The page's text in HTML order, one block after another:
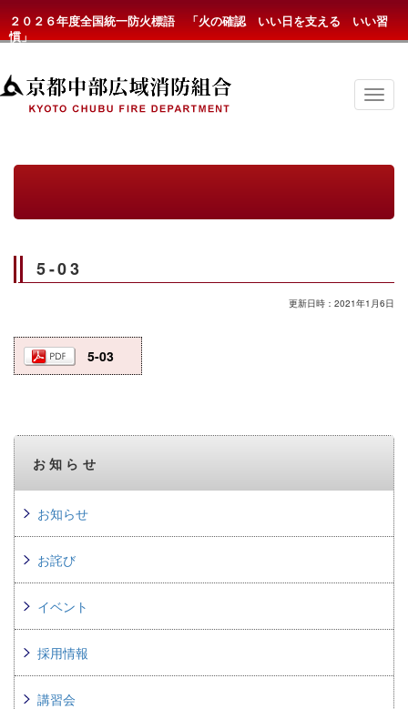
２０２６年度全国統一防火標語 「火の確認 いい日を支える いい習
慣」
京
都
組
ニ
ュ
ー
5-03
更新日時：2021年1月6日
5-03
お知らせ
お知らせ
お詫び
イベント
採用情報
講習会